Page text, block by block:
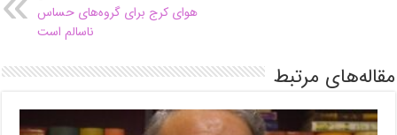
هوای کرج برای گروه‌های حساس
ناسالم است
مقاله‌های مرتبط